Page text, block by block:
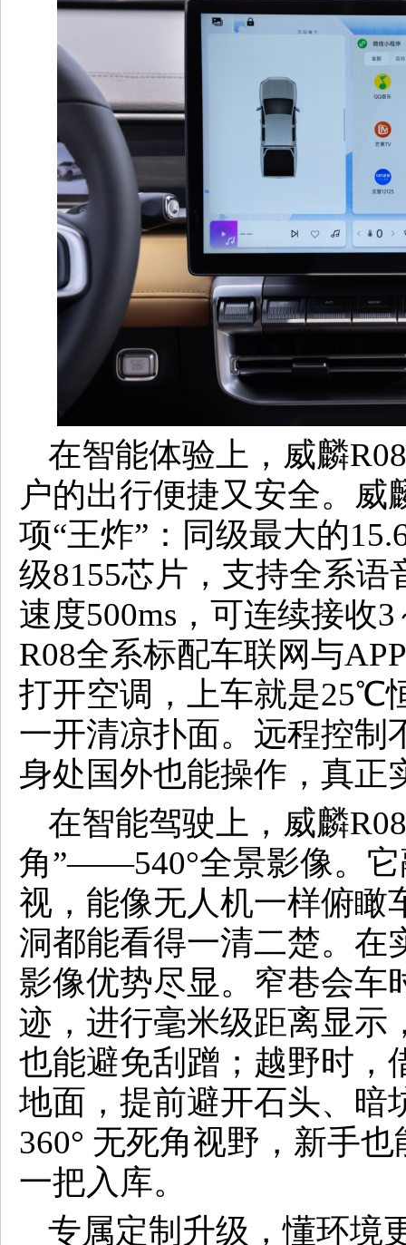
在智能体验上，威麟
户的出行便捷又安全。威
项“王炸”：同级最大的
级8155芯片，支持全系
速度500ms，可连续接收
R08全系标配车联网与
打开空调，上车就是25℃
一开清凉扑面。远程控制
身处国外也能操作，真正
在智能驾驶上，威麟
角”——540°全景影像。它
视，能像无人机一样俯瞰
洞都能看得一清二楚。在
影像优势尽显。窄巷会车
迹，进行毫米级距离显示
也能避免刮蹭；越野时，
地面，提前避开石头、暗
360° 无死角视野，新手
一把入库。
专属定制升级，懂环境